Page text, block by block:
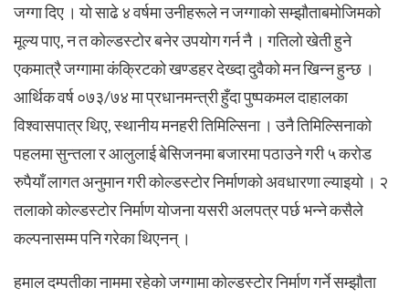
जग्गा दिए । यो साढे ४ वर्षमा उनीहरूले न जग्गाको सम्झौताबमोजिमको
मूल्य पाए, न त कोल्डस्टोर बनेर उपयोग गर्न नै । गतिलो खेती हुने
एकमात्रै जग्गामा कंक्रिटको खण्डहर देख्दा दुवैको मन खिन्न हुन्छ ।
आर्थिक वर्ष ०७३/७४ मा प्रधानमन्त्री हुँदा पुष्पकमल दाहालका
विश्वासपात्र थिए, स्थानीय मनहरी तिमिल्सिना । उनै तिमिल्सिनाको
पहलमा सुन्तला र आलुलाई बेसिजनमा बजारमा पठाउने गरी ५ करोड
रुपैयाँ लागत अनुमान गरी कोल्डस्टोर निर्माणको अवधारणा ल्याइयो । २
तलाको कोल्डस्टोर निर्माण योजना यसरी अलपत्र पर्छ भन्ने कसैले
कल्पनासम्म पनि गरेका थिएनन् ।
हमाल दम्पतीका नाममा रहेको जग्गामा कोल्डस्टोर निर्माण गर्ने सम्झौता